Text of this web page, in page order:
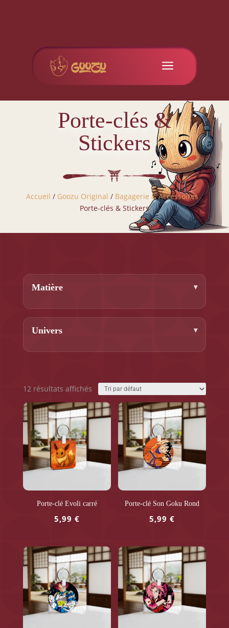
a
Porte-clés &
Stickers
Accueil / Goozu Original / Bagagerie & Accessoires/
Porte-clés & Stickers
Matière
Univers
12 résultats affichés
Porte-clé Evoli carré
5,99 €
Porte-clé Son Goku Rond
5,99€